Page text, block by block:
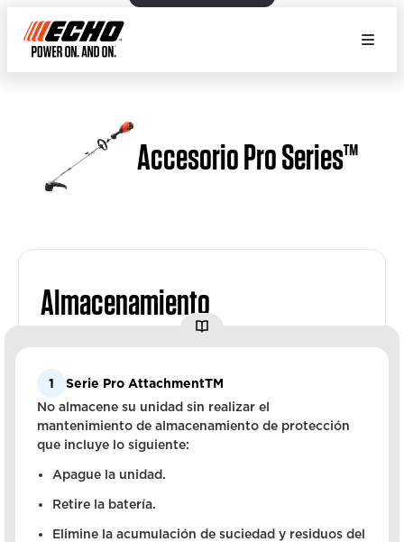
Accesorio Pro Series™
Almacenamiento
1
Serie Pro AttachmentTM
No almacene su unidad sin realizar el
mantenimiento de almacenamiento de protección
que incluye lo siguiente:
Apague la unidad.
Retire la batería.
Elimine la acumulación de suciedad y residuos del